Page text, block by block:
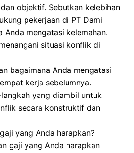
objektif. Sebutkan kelebihan
pekerjaan di PT Dami
Anda mengatasi kelemahan.
situasi konflik di
bagaimana Anda mengatasi
kerja sebelumnya.
yang diambil untuk
secara konstruktif dan
yang Anda harapkan?
gaji yang Anda harapkan